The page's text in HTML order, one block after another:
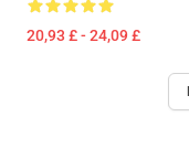
20,93 £ - 24,09 £